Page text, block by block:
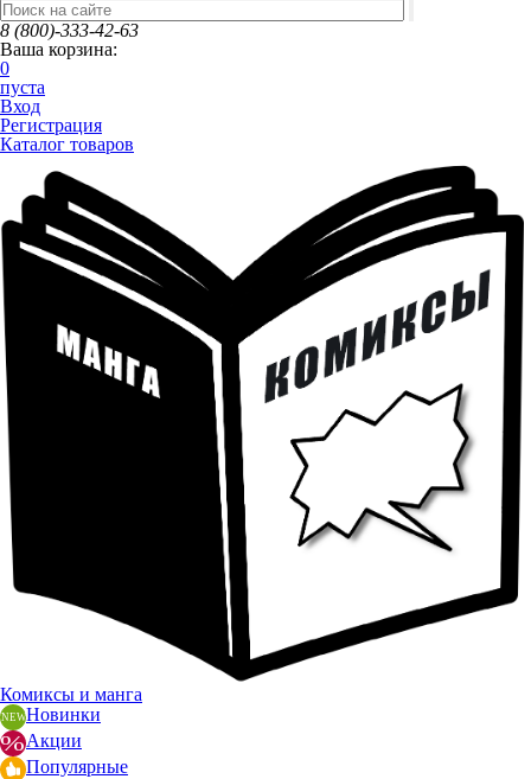
8 (800)-333-42-63
Ваша корзина:
0
пуста
Вход
Регистрация
Каталог товаров
Комиксы и манга
Новинки
Акции
Популярные